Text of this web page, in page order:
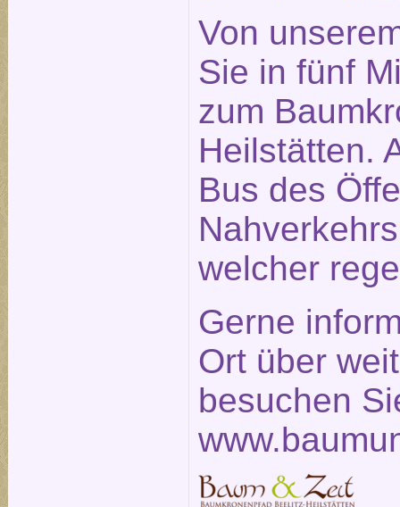
Von
Sie in fünf
zum
Heilstätten.
Bus des
welcher
Gerne
Ort über
besuchen